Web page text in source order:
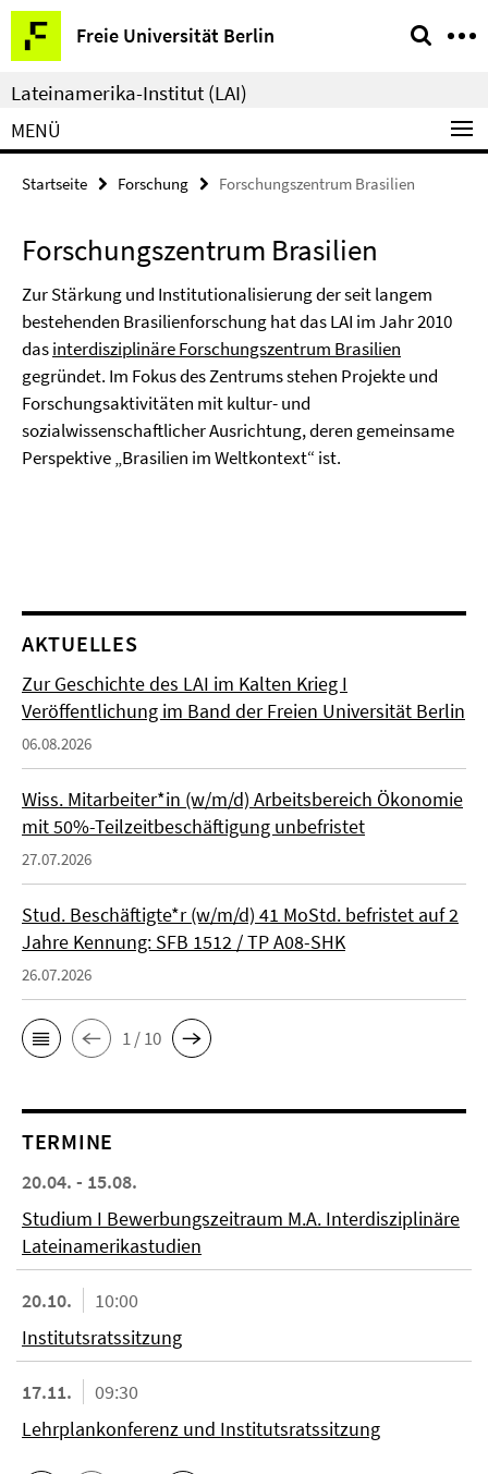
Springe
direkt
zu
Inhalt
Freie Universität Berlin
Service-
Navigation
Lateinamerika-Institut (LAI)
MENÜ
Startseite Forschung Forschungszentrum Brasilien
Forschungszentrum Brasilien
Zur Stärkung und Institutionalisierung der seit langem
bestehenden Brasilienforschung hat das LAI im Jahr 2010
dasinterdisziplinäre Forschungszentrum Brasilien
gegründet. Im Fokus des Zentrums stehen Projekte und
Forschungsaktivitäten mit kultur- und
sozialwissenschaftlicher Ausrichtung, deren gemeinsame
Perspektive „Brasilien im Weltkontext“ ist.
AKTUELLES
Zur Geschichte des LAI im Kalten Krieg I
Veröffentlichung im Band der Freien Universität Berlin
06.08.2026
Wiss. Mitarbeiter*in (w/m/d) Arbeitsbereich Ökonomie
mit 50%-Teilzeitbeschäftigung unbefristet
27.07.2026
Stud. Beschäftigte*r (w/m/d) 41 MoStd. befristet auf 2
Jahre Kennung: SFB 1512 / TP A08-SHK
26.07.2026
1 / 10
TERMINE
20.04. - 15.08.
Studium I Bewerbungszeitraum M.A. Interdisziplinäre
Lateinamerikastudien
20.10.
10:00
Institutsratssitzung
17.11.
09:30
Lehrplankonferenz und Institutsratssitzung